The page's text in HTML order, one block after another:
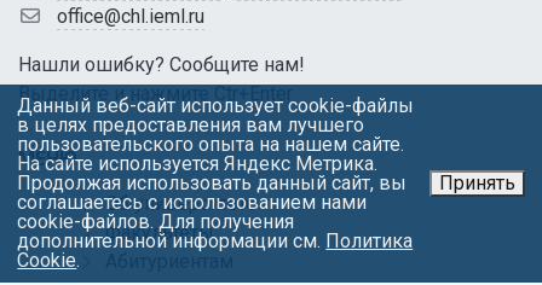
office@chl.ieml.ru
Нашли ошибку? Сообщите нам!
Выделите и нажмите Ctr+Enter
МЕНЮ
Об университете
Факультеты
Данный веб-сайт использует cookie-файлы
в целях предоставления вам лучшего
пользовательского опыта на нашем сайте.
На сайте используется Яндекс Метрика.
Продолжая использовать данный сайт, вы
соглашаетесь с использованием нами
cookie-файлов. Для получения
дополнительной информации см. Политика
Cookie.
Принять